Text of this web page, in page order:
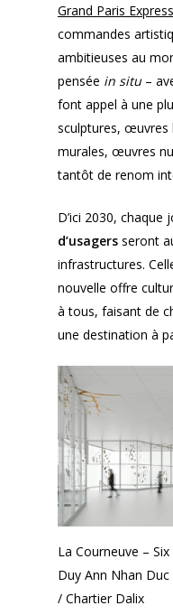
Grand Paris Express
commandes
ambitieuses au
pensée in situ–
font appel à une
sculptures, œuvres
murales, œuvres
tantôt de renom
D’ici 2030, chaque
d’usagers seront
infrastructures.
nouvelle offre
à tous, faisant de
une destination à
La Courneuve –
Duy Ann Nhan
/ Chartier Dalix